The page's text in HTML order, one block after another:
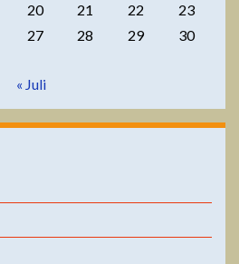
20 21 22
23
27 28 29
30
« Juli